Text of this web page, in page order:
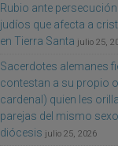
Rubio ante
judíos que afecta a
en Tierra Santa julio 25,
Sacerdotes alemanes
contestan a su propio
cardenal) quien les
parejas del mismo
diócesis julio 25, 2026